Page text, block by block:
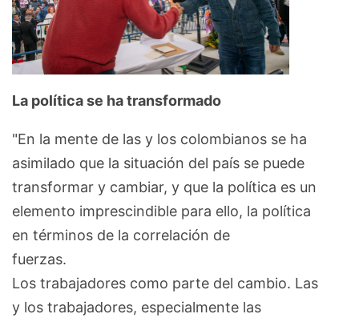
La política se ha transformado
"En la mente de las y los colombianos se ha
asimilado que la situación del país se puede
transformar y cambiar, y que la política es un
elemento imprescindible para ello, la política
en términos de la correlación de
fuerzas.
Los trabajadores como parte del cambio. Las
y los trabajadores, especialmente las